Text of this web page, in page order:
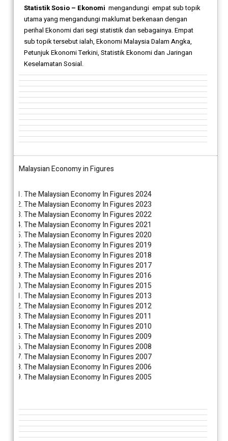
Statistik Sosio – Ekonomi mengandungi empat sub topik
utama yang mengandungi maklumat berkenaan dengan
perihal Ekonomi dari segi statistik dan sebagainya. Empat
sub topik tersebut ialah, Ekonomi Malaysia Dalam Angka,
Petunjuk Ekonomi Terkini, Statistik Ekonomi dan Jaringan
Keselamatan Sosial.
Malaysian Economy in Figures
The Malaysian Economy In Figures 2024
The Malaysian Economy In Figures 2023
The Malaysian Economy In Figures 2022
The Malaysian Economy In Figures 2021
The Malaysian Economy In Figures 2020
The Malaysian Economy In Figures 2019
The Malaysian Economy In Figures 2018
The Malaysian Economy In Figures 2017
The Malaysian Economy In Figures 2016
The Malaysian Economy In Figures 2015
The Malaysian Economy In Figures 2013
The Malaysian Economy In Figures 2012
The Malaysian Economy In Figures 2011
The Malaysian Economy In Figures 2010
The Malaysian Economy In Figures 2009
The Malaysian Economy In Figures 2008
The Malaysian Economy In Figures 2007
The Malaysian Economy In Figures 2006
The Malaysian Economy In Figures 2005